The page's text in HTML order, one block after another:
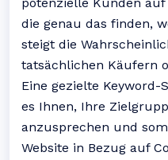
die genau das finden,
steigt die
tatsächlichen Käufern
Eine gezielte
es Ihnen, Ihre
anzusprechen und
Website in Bezug auf